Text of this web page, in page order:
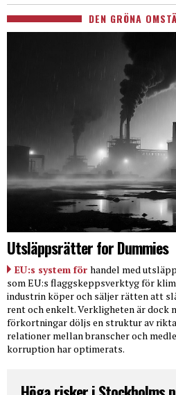
DEN GRÖNA
Utsläppsrätter for Dummies
EU:s system för handel med
som EU:s flaggskeppsverktyg för
industrin köper och säljer rätten att
rent och enkelt. Verkligheten är dock
förkortningar döljs en struktur av
relationer mellan branscher och
korruption har optimerats.